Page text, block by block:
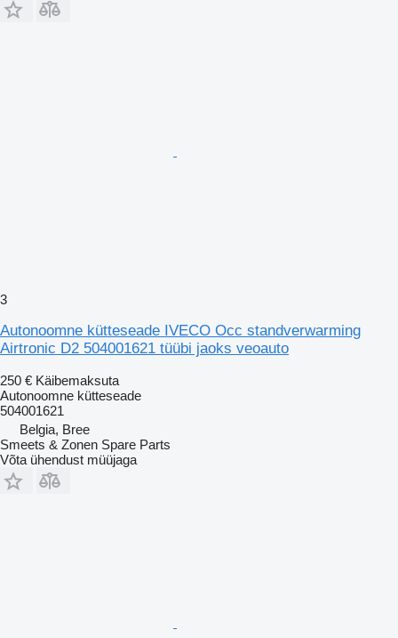
3
Autonoomne kütteseade IVECO Occ standverwarming
Airtronic D2 504001621 tüübi jaoks veoauto
250 € Käibemaksuta
Autonoomne kütteseade
504001621
Belgia, Bree
Smeets & Zonen Spare Parts
Võta ühendust müüjaga